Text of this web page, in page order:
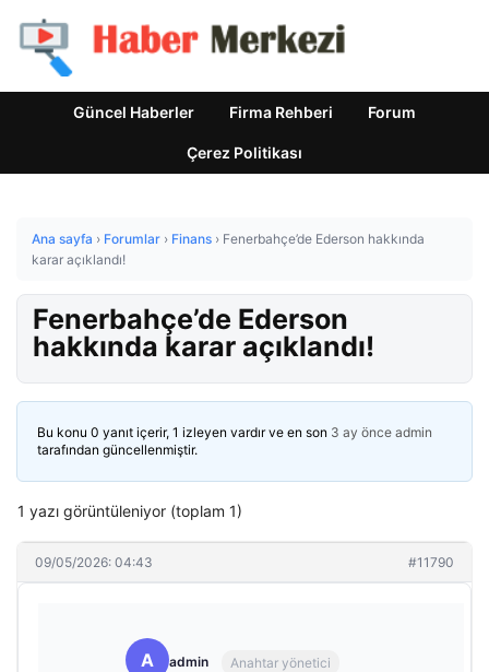
Güncel Haberler Firma Rehberi Forum
Çerez Politikası
Ana sayfa › Forumlar › Finans › Fenerbahçe’de Ederson hakkında
karar açıklandı!
Fenerbahçe’de Ederson
hakkında karar açıklandı!
Bu konu 0 yanıt içerir, 1 izleyen vardır ve en son 3 ay önce admin
tarafından güncellenmiştir.
1 yazı görüntüleniyor (toplam 1)
09/05/2026: 04:43 #11790
A admin Anahtar yönetici